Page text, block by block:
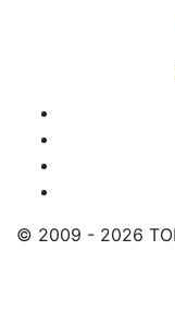
© 2009 - 2026